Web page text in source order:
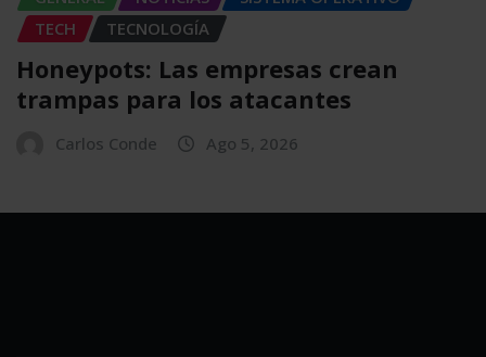
TECH
TECNOLOGÍA
Honeypots: Las empresas crean
trampas para los atacantes
Carlos Conde Ago 5, 2026